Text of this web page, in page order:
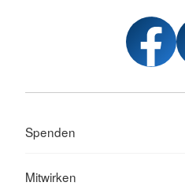
Spenden
Mitwirken